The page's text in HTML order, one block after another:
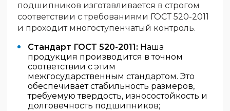
подшипников изготавливается в строгом
соответствии с требованиями ГОСТ 520-2011
и проходит многоступенчатый контроль.
Стандарт ГОСТ 520-2011: Наша
продукция производится в точном
соответствии с этим
межгосударственным стандартом. Это
обеспечивает стабильность размеров,
требуемую твердость, износостойкость и
долговечность подшипников;